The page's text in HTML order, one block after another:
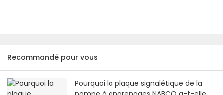
Recommandé pour vous
Pourquoi la plaque signalétique de la